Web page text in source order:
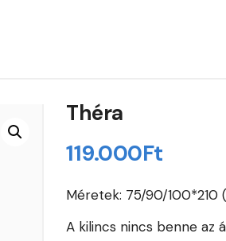
Théra
119.000Ft
Méretek: 75/90/100*210
A kilincs nincs benne az